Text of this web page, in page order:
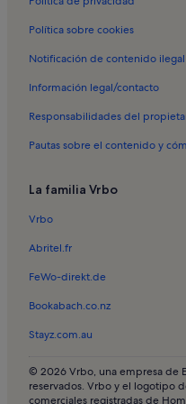
Alquileres vacacionales en
Alquileres vacacionales en
Alquileres vacacionales en
Alquileres vacacionales en
Apartamentos en Playa de la
Apartamentos en Portonovo
Apartamentos en San Vicente
Apartamentos en Sanxenxo
Política sobre cookies
Notificación de contenido ilegal
Información legal/contacto
Responsabilidades del
Pautas sobre el contenido y
La familia Vrbo
Vrbo
Abritel.fr
FeWo-direkt.de
Bookabach.co.nz
Stayz.com.au
© 2026 Vrbo, una empresa de
reservados. Vrbo y el logotipo
comerciales registradas de